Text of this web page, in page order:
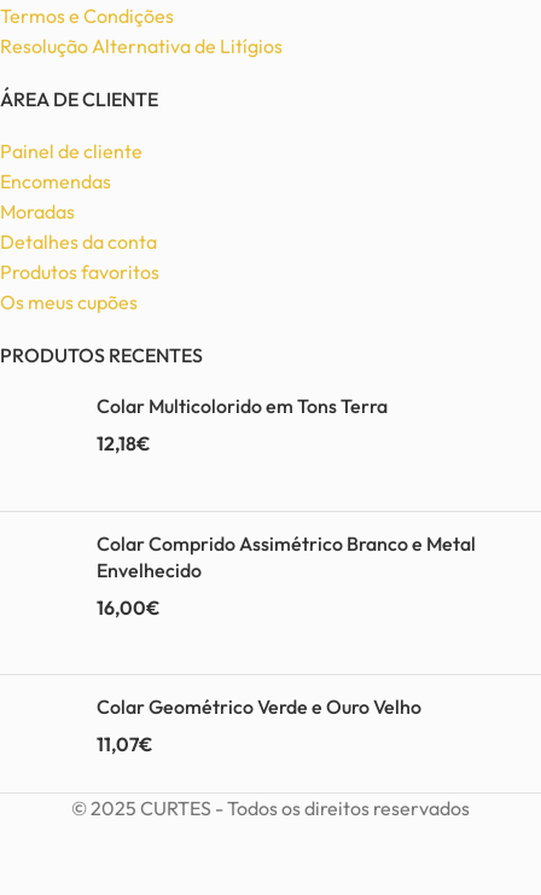
Termos e Condições
Resolução Alternativa de Litígios
ÁREA DE CLIENTE
Painel de cliente
Encomendas
Moradas
Detalhes da conta
Produtos favoritos
Os meus cupões
PRODUTOS RECENTES
Colar Multicolorido em Tons Terra
12,18€
Colar Comprido Assimétrico Branco e Metal
Envelhecido
16,00€
Colar Geométrico Verde e Ouro Velho
11,07€
© 2025 CURTES - Todos os direitos reservados